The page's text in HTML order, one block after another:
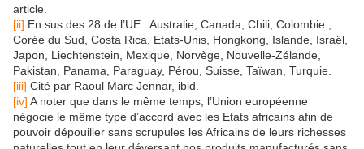
article.
[ii] En sus des 28 de l’UE : Australie, Canada, Chili, Colombie ,
Corée du Sud, Costa Rica, Etats-Unis, Hongkong, Islande, Israël,
Japon, Liechtenstein, Mexique, Norvège, Nouvelle-Zélande,
Pakistan, Panama, Paraguay, Pérou, Suisse, Taïwan, Turquie.
[iii] Cité par Raoul Marc Jennar, ibid.
[iv] A noter que dans le même temps, l’Union européenne
négocie le même type d’accord avec les Etats africains afin de
pouvoir dépouiller sans scrupules les Africains de leurs richesses